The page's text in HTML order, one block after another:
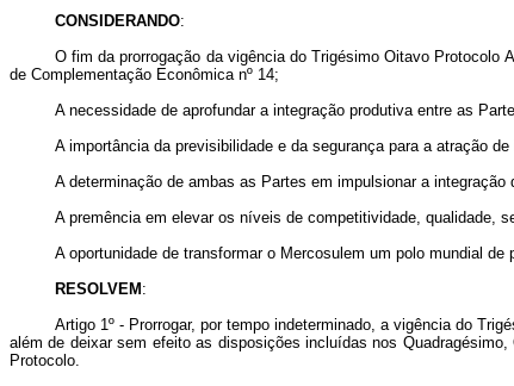
CONSIDERANDO:
O fim da prorrogação da vigência do Trigésimo Oitavo Protocolo
de Complementação Econômica nº 14;
A necessidade de aprofundar a integração produtiva entre as
A importância da previsibilidade e da segurança para a atração
A determinação de ambas as Partes em impulsionar a
A premência em elevar os níveis de competitividade, qualidade,
A oportunidade de transformar o Mercosulem um polo mundial
RESOLVEM :
Artigo 1º - Prorrogar, por tempo indeterminado, a vigência do
além de deixar sem efeito as disposições incluídas nos
Protocolo.